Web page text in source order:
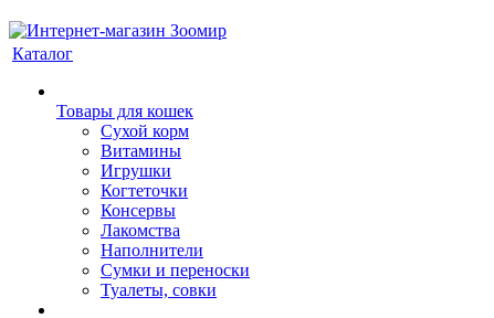
Каталог
Товары для кошек
Cухой корм
Витамины
Игрушки
Когтеточки
Консервы
Лакомства
Наполнители
Сумки и переноски
Туалеты, совки